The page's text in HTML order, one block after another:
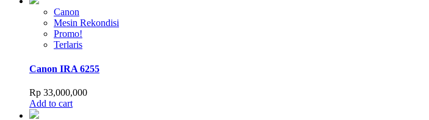
Canon
Mesin Rekondisi
Promo!
Terlaris
Canon IRA 6255
Rp 33,000,000
Add to cart